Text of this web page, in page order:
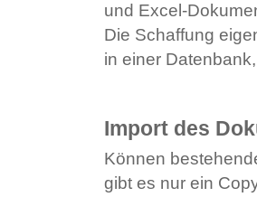
und Excel-
Die Schaffung
in einer
Import des
Können
gibt es nur ein